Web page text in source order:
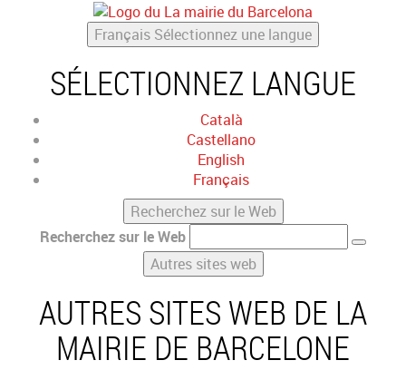
Français Sélectionnez une langue
SÉLECTIONNEZ LANGUE
Català
Castellano
English
Français
Recherchez sur le Web
Recherchez sur le Web
Autres sites web
AUTRES SITES WEB DE LA
MAIRIE DE BARCELONE